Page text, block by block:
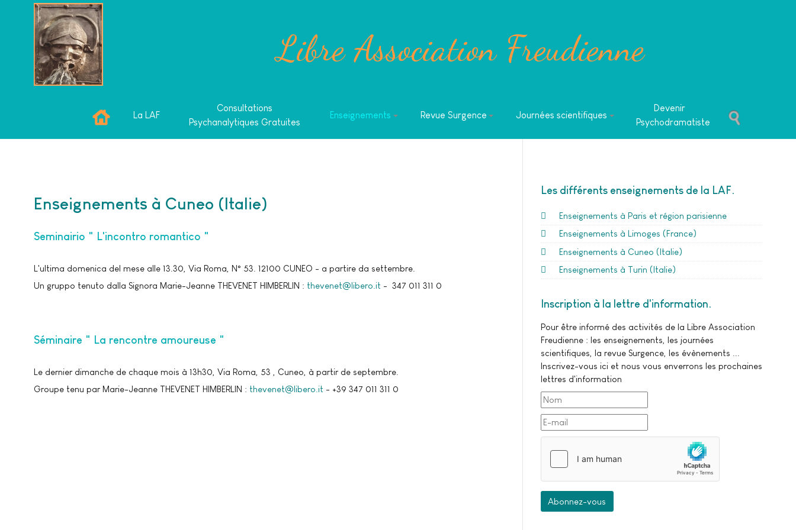
Libre Association Freudienne
La LAF
Consultations
Psychanalytiques Gratuites
Enseignements Revue Surgence Journées scientifiques
Devenir
Psychodramatiste
Enseignements à Cuneo (Italie)
Seminairio " L'incontro romantico "
L'ultima domenica del mese alle 13.30, Via Roma, N° 53. 12100 CUNEO - a partire da settembre.
Un gruppo tenuto dalla Signora Marie-Jeanne THEVENET HIMBERLIN : thevenet@libero.it - 347 011 311 0
Séminaire " La rencontre amoureuse "
Le dernier dimanche de chaque mois à 13h30, Via Roma, 53 , Cuneo, à partir de septembre.
Groupe tenu par Marie-Jeanne THEVENET HIMBERLIN : thevenet@libero.it - +39 347 011 311 0
Les différents enseignements de la LAF
Enseignements à Paris et région parisienne
Enseignements à Limoges (France)
Enseignements à Cuneo (Italie)
Enseignements à Turin (Italie)
Inscription à la lettre d'information
Pour être informé des activités de la Libre Association
Freudienne : les enseignements, les journées
scientifiques, la revue Surgence, les évènements ...
Inscrivez-vous ici et nous vous enverrons les prochaines
lettres d'information
Abonnez-vous